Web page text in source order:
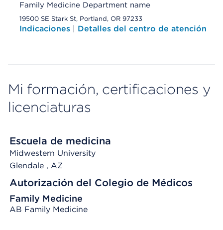
Family Medicine Department name
19500 SE Stark St, Portland, OR 97233
Indicaciones | Detalles del centro de atención
Mi formación, certificaciones y
licenciaturas
Escuela de medicina
Midwestern University
Glendale , AZ
Autorización del Colegio de Médicos
Family Medicine
AB Family Medicine